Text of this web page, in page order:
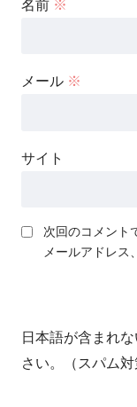
名前 ※
メール ※
サイト
次回のコメント
メールアドレス
日本語が含まれ
さい。（スパム対